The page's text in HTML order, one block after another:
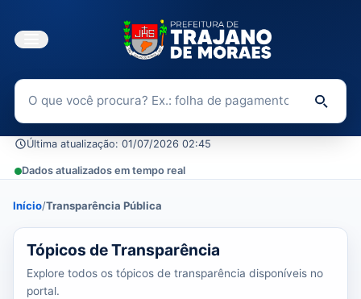
Buscar no Portal da Transparência
Última atualização: 01/07/2026 02:45
Dados atualizados em tempo real
Início/Transparência Pública
39 tópicos carregados do banco de dados.
Tópicos de Transparência
Explore todos os tópicos de transparência disponíveis no
portal.